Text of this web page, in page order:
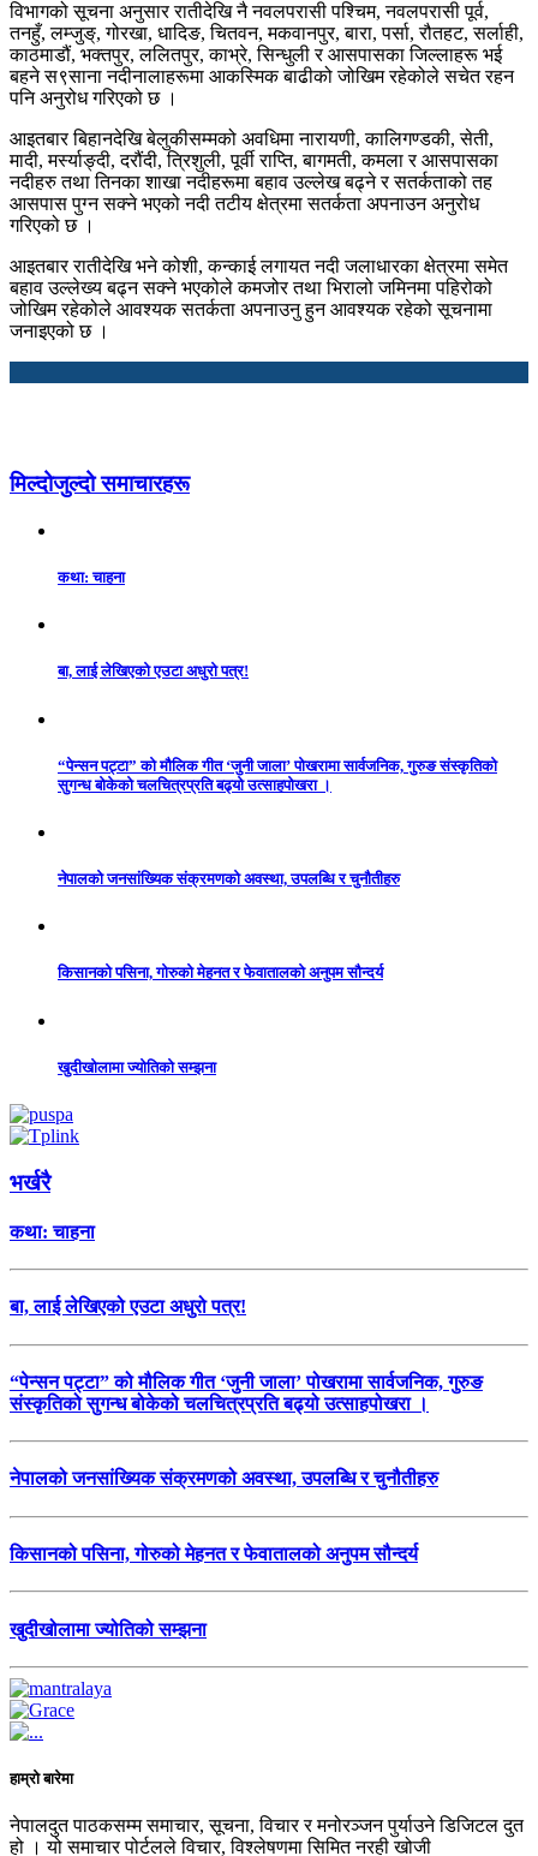
विभागको सूचना अनुसार रातीदेखि नै नवलपरासी पश्चिम, नवलपरासी पूर्व,
तनहुँ, लम्जुङ्, गोरखा, धादिङ, चितवन, मकवानपुर, बारा, पर्सा, रौतहट, सर्लाही,
काठमाडौं, भक्तपुर, ललितपुर, काभ्रे, सिन्धुली र आसपासका जिल्लाहरू भई
बहने स९साना नदीनालाहरूमा आकस्मिक बाढीको जोखिम रहेकोले सचेत रहन
पनि अनुरोध गरिएको छ ।
आइतबार बिहानदेखि बेलुकीसम्मको अवधिमा नारायणी, कालिगण्डकी, सेती,
मादी, मर्स्याङ्दी, दरौंदी, त्रिशुली, पूर्वी राप्ति, बागमती, कमला र आसपासका
नदीहरु तथा तिनका शाखा नदीहरूमा बहाव उल्लेख बढ्ने र सतर्कताको तह
आसपास पुग्न सक्ने भएको नदी तटीय क्षेत्रमा सतर्कता अपनाउन अनुरोध
गरिएको छ ।
आइतबार रातीदेखि भने कोशी, कन्काई लगायत नदी जलाधारका क्षेत्रमा समेत
बहाव उल्लेख्य बढ्न सक्ने भएकोले कमजोर तथा भिरालो जमिनमा पहिरोको
जोखिम रहेकोले आवश्यक सतर्कता अपनाउनु हुन आवश्यक रहेको सूचनामा
जनाइएको छ ।
मिल्दोजुल्दो समाचारहरू
कथा: चाहना
बा, लाई लेखिएको एउटा अधुरो पत्र!
“पेन्सन पट्टा” को मौलिक गीत ‘जुनी जाला’ पोखरामा सार्वजनिक, गुरुङ संस्कृतिको
सुगन्ध बोकेको चलचित्रप्रति बढ्यो उत्साहपोखरा ।
नेपालको जनसांख्यिक संक्रमणको अवस्था, उपलब्धि र चुनौतीहरु
किसानको पसिना, गोरुको मेहनत र फेवातालको अनुपम सौन्दर्य
खुदीखोलामा ज्योतिको सम्झना
भर्खरै
कथा: चाहना
बा, लाई लेखिएको एउटा अधुरो पत्र!
“पेन्सन पट्टा” को मौलिक गीत ‘जुनी जाला’ पोखरामा सार्वजनिक, गुरुङ
संस्कृतिको सुगन्ध बोकेको चलचित्रप्रति बढ्यो उत्साहपोखरा ।
नेपालको जनसांख्यिक संक्रमणको अवस्था, उपलब्धि र चुनौतीहरु
किसानको पसिना, गोरुको मेहनत र फेवातालको अनुपम सौन्दर्य
खुदीखोलामा ज्योतिको सम्झना
हाम्रो बारेमा
नेपालदुत पाठकसम्म समाचार, सूचना, विचार र मनोरञ्जन पुर्याउने डिजिटल दुत
हो । यो समाचार पोर्टलले विचार, विश्लेषणमा सिमित नरही खोजी